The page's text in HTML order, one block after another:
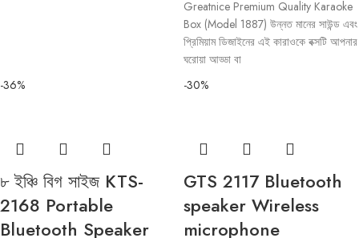
Greatnice Premium Quality Karaoke
Box (Model 1887) উন্নত মানের সাউন্ড এবং
প্রিমিয়াম ডিজাইনের এই কারাওকে বক্সটি আপনার
ঘরোয়া আড্ডা বা
-36%
৮ ইঞ্চি বিগ সাইজ KTS-
2168 Portable
Bluetooth Speaker
-30%
GTS 2117 Bluetooth
speaker Wireless
microphone